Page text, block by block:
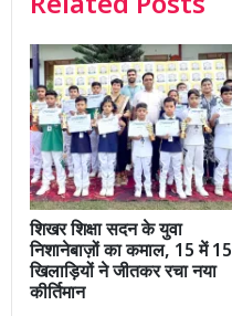
Related Posts
शिखर शिक्षा सदन के युवा
निशानेबाज़ों का कमाल, 15 में 15
खिलाड़ियों ने जीतकर रचा नया
कीर्तिमान